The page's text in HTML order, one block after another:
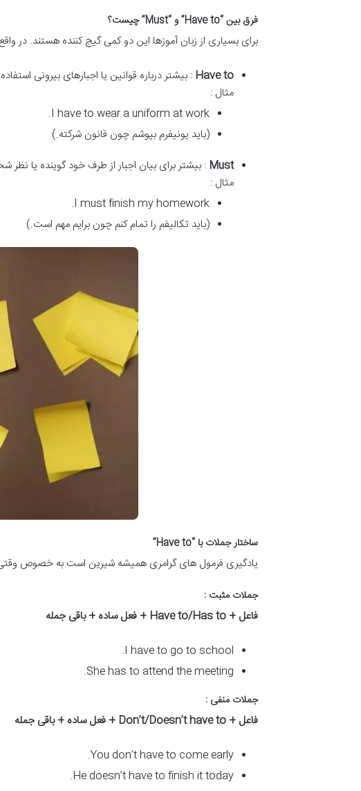
فرق بین “Have to” و “Must” چیست؟
برای بسیاری از زبان آموزها این دو کمی گیج کننده هستند. در
Have to: بیشتر درباره قوانین یا اجبارهای بیرونی
مثال :
I have to wear a uniform at work.
(باید یونیفرم بپوشم چون قانون شرکته.)
Must : بیشتر برای بیان اجبار از طرف خود گوینده یا
مثال :
I must finish my homework.
(باید تکالیفم را تمام کنم چون برایم مهم است.)
ساختار جملات با “Have to”
یادگیری فرمول های گرامری همیشه شیرین است به خصوص وقتی
جملات مثبت :
فاعل + Have to/Has to +
فعل ساده + باقی جمله
I have to go to school.
She has to attend the meeting.
جملات منفی :
فاعل + Don’t/Doesn’t have to +
فعل ساده + باقی جمله
You don’t have to come early.
He doesn’t have to finish it today.